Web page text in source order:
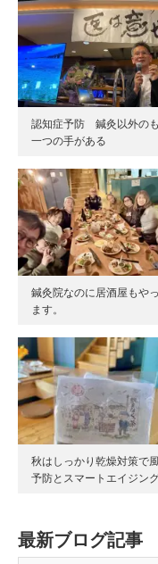
認知症予防 鍼灸以外の
一つの手がある
鍼灸院なのに居酒屋もや
ます。
秋はしっかり乾燥対策で
予防とスマートエイジン
最新ブログ記事